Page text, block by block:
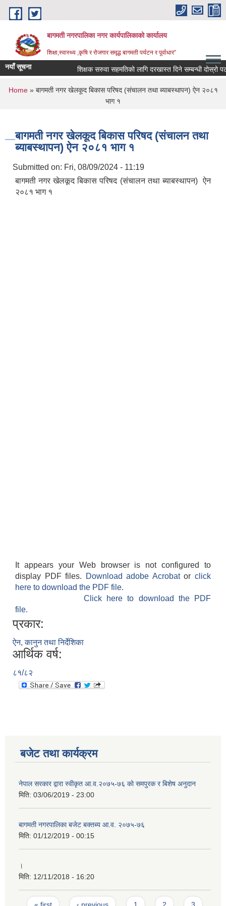
Skip to main content
बागमती नगरपालिका नगर कार्यपालिकाको कार्यालय
शिक्षा,स्वास्थ्य ,कृषि र रोजगार समृद्ध बागमती पर्यटन र पूर्वाधार”
नयाँ सूचना शिक्षक सरुवा सहमतिको लागि दरखास्त दिने सम्बन्धी
You are here
Home» बागमती नगर खेलकूद बिकास परिषद (संचालन तथा ब्याबस्थापन) ऐन २०८१
भाग १
बागमती नगर खेलकूद बिकास परिषद (संचालन तथा
ब्याबस्थापन) ऐन २०८१ भाग १
Submitted on: Fri, 08/09/2024 - 11:19
बागमती नगर खेलकूद बिकास परिषद (संचालन तथा ब्याबस्थापन) ऐन
२०८१ भाग १
It appears your Web browser is not configured to
display PDF files.
Download adobe Acrobatorclick
here to download the PDF file.
Click here to download the PDF
file.
प्रकार:
ऐन, कानुन तथा निर्देशिका
आर्थिक वर्ष:
८१/८२
बजेट तथा कार्यक्रम
नेपाल सरकार द्वारा स्वीकृत आ.व.२०७५-७६ को समपुरक र बिशेष अनुदान
मिति: 03/06/2019 - 23:00
बागमती नगरपालिका बजेट बक्तब्य आ.व. २०७५-७६
मिति: 01/12/2019 - 00:15
।
मिति: 12/11/2018 - 16:20